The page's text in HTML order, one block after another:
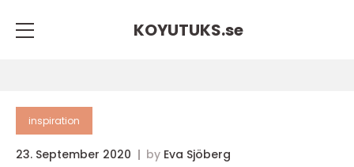
KOYUTUKS.se
inspiration
23. September 2020 by Eva Sjöberg